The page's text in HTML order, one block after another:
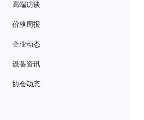
高端访谈
价格周报
企业动态
设备资讯
协会动态